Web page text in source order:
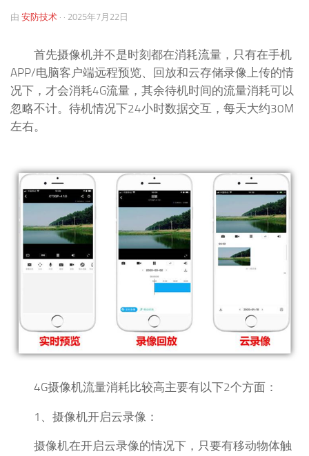
由 安防技术 · · 2025年7月22日
首先摄像机并不是时刻都在消耗流量，只有在手机
APP/电脑客户端远程预览、回放和云存储录像上传的情
况下，才会消耗4G流量，其余待机时间的流量消耗可以
忽略不计。待机情况下24小时数据交互，每天大约30M
左右。
4G摄像机流量消耗比较高主要有以下2个方面：
1、摄像机开启云录像：
摄像机在开启云录像的情况下，只要有移动物体触